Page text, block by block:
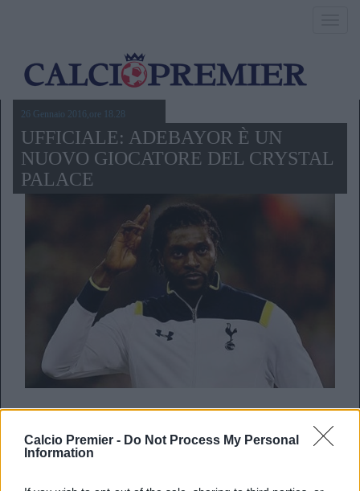
Calcio Premier - Do Not Process My Personal
Information
26 Gennaio 2016,ore 18.28
UFFICIALE: ADEBAYOR È UN
NUOVO GIOCATORE DEL CRYSTAL
PALACE
Nuovo colpo in entrata da parte delCrystal Palace